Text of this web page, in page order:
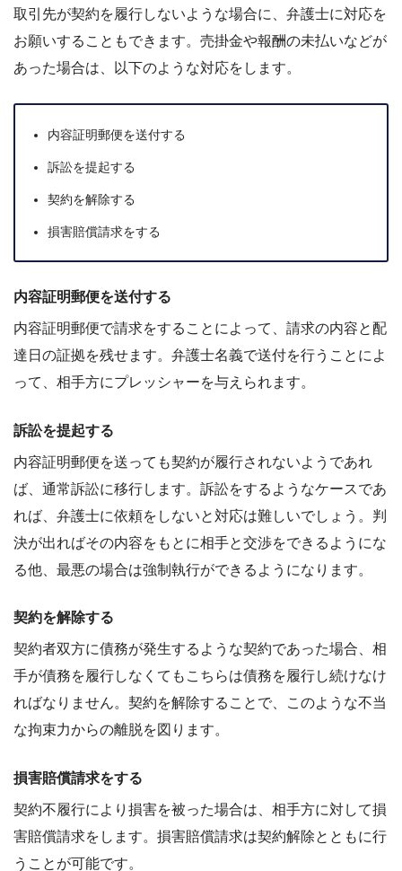
取引先が契約を履行しないような場合に、弁護士に対応を
お願いすることもできます。売掛金や報酬の未払いなどが
あった場合は、以下のような対応をします。
内容証明郵便を送付する
訴訟を提起する
契約を解除する
損害賠償請求をする
内容証明郵便を送付する
内容証明郵便で請求をすることによって、請求の内容と配
達日の証拠を残せます。弁護士名義で送付を行うことによ
って、相手方にプレッシャーを与えられます。
訴訟を提起する
内容証明郵便を送っても契約が履行されないようであれ
ば、通常訴訟に移行します。訴訟をするようなケースであ
れば、弁護士に依頼をしないと対応は難しいでしょう。判
決が出ればその内容をもとに相手と交渉をできるようにな
る他、最悪の場合は強制執行ができるようになります。
契約を解除する
契約者双方に債務が発生するような契約であった場合、相
手が債務を履行しなくてもこちらは債務を履行し続けなけ
ればなりません。契約を解除することで、このような不当
な拘束力からの離脱を図ります。
損害賠償請求をする
契約不履行により損害を被った場合は、相手方に対して損
害賠償請求をします。損害賠償請求は契約解除とともに行
うことが可能です。